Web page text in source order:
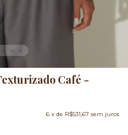
Café -
6 x de R$531,67 sem juros